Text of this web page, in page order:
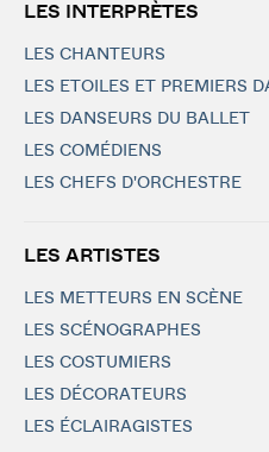
LES INTERPRÈTES
LES CHANTEURS
LES ETOILES ET PREMIERS
LES DANSEURS DU BALLET
LES COMÉDIENS
LES CHEFS D'ORCHESTRE
LES ARTISTES
LES METTEURS EN SCÈNE
LES SCÉNOGRAPHES
LES COSTUMIERS
LES DÉCORATEURS
LES ÉCLAIRAGISTES